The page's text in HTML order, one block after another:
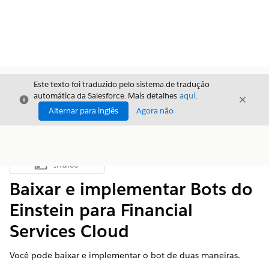
Fechar
Este texto foi traduzido pelo sistema de tradução
automática da Salesforce. Mais detalhes aqui.
Alternar para inglês
Agora não
Fechar
Mostrar índice
Índice
Baixar e implementar Bots do
Einstein para Financial
Services Cloud
Você pode baixar e implementar o bot de duas maneiras.